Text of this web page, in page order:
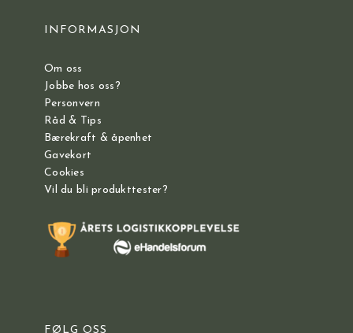
INFORMASJON
Om oss
Jobbe hos oss?
Personvern
Råd & Tips
Bærekraft & åpenhet
Gavekort
Cookies
Vil du bli produkttester?
FØLG OSS